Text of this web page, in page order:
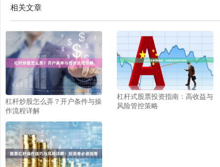
相关文章
杠杆炒股怎么弄？开户条件与操
作流程详解
杠杆式股票投资指南：高收益与
风险管控策略